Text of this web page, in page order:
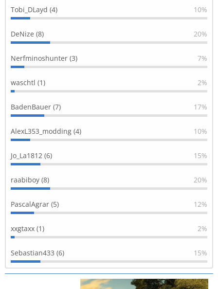
Tobi_DLayd (4) 10%
DeNize (8) 20%
Nerfminoshunter (3) 7%
waschtl (1) 2%
BadenBauer (7) 17%
AlexL353_modding (4) 10%
Jo_La1812 (6) 15%
raabiboy (8) 20%
PascalAgrar (5) 12%
xxgtaxx (1) 2%
Sebastian433 (6) 15%